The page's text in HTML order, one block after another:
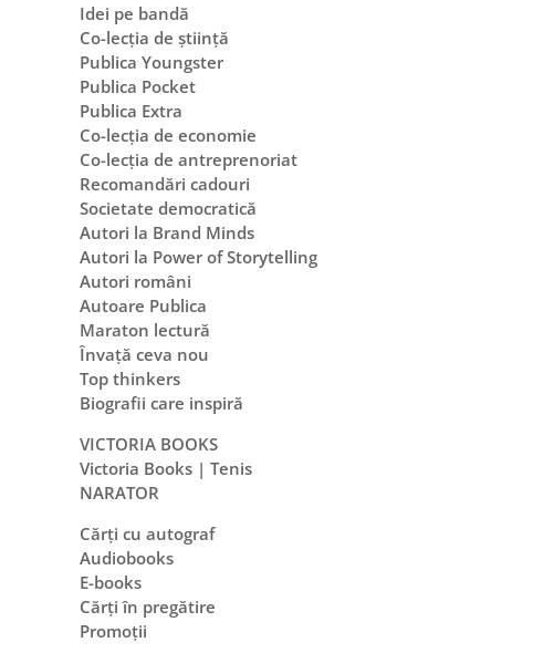
Idei pe bandă
Co-lecția de știință
Publica Youngster
Publica Pocket
Publica Extra
Co-lecția de economie
Co-lecția de antreprenoriat
Recomandări cadouri
Societate democratică
Autori la Brand Minds
Autori la Power of Storytelling
Autori români
Autoare Publica
Maraton lectură
Învață ceva nou
Top thinkers
Biografii care inspiră
VICTORIA BOOKS
Victoria Books | Tenis
NARATOR
Cărți cu autograf
Audiobooks
E-books
Cărți în pregătire
Promoții